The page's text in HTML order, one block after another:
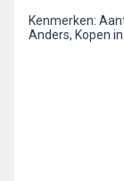
Kenmerken:
Anders, Kopen